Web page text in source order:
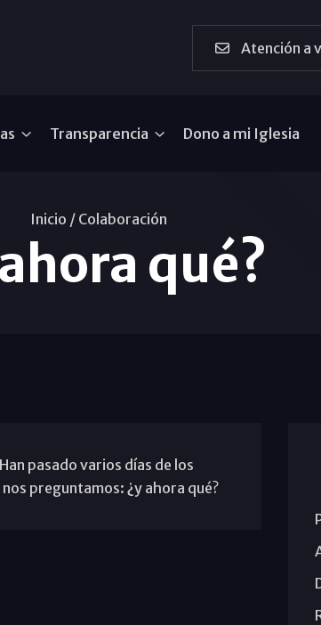
Atención a
Transparencia Dono a mi Iglesia
Inicio / Colaboración
qué?
pasado varios días de los
preguntamos: ¿y ahora qué?